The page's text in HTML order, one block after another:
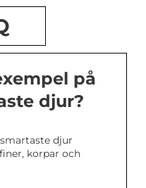
på
djur?
djur
korpar och